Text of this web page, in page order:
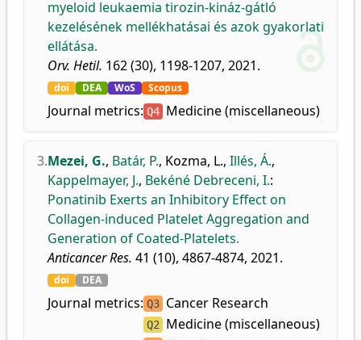
myeloid leukaemia tirozin-kináz-gátló
kezelésének mellékhatásai és azok gyakorlati
ellátása.
Orv. Hetil. 162 (30), 1198-1207, 2021.
doi DEA WoS Scopus
Journal metrics: Q4 Medicine (miscellaneous)
3.Mezei, G., Batár, P., Kozma, L., Illés, Á.,
Kappelmayer, J., Bekéné Debreceni, I.:
Ponatinib Exerts an Inhibitory Effect on
Collagen-induced Platelet Aggregation and
Generation of Coated-Platelets.
Anticancer Res. 41 (10), 4867-4874, 2021.
doi DEA
Journal metrics: Q3 Cancer Research
Q2 Medicine (miscellaneous)